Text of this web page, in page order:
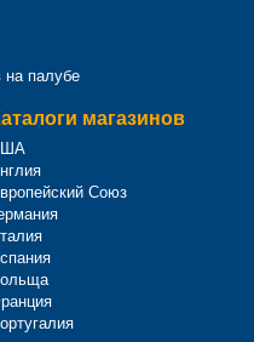
на палубе
магазинов
Союз